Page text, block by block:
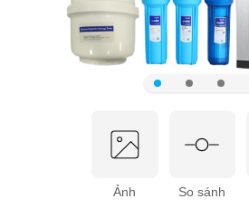
Ảnh So sánh